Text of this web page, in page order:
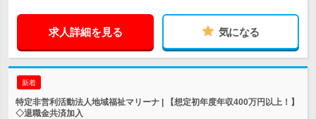
求人詳細を見る 気になる
新着
特定非営利活動法人地域福祉マリーナ | 【想定初年度年収400万円以上！】
◇退職金共済加入